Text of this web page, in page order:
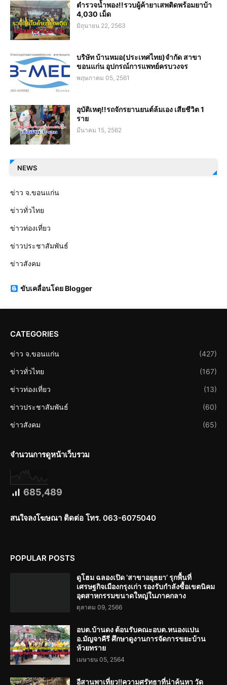
ตำรวจน้ำพอง!!รวบผู้ค้ายาเสพติดพร้อมยาบ้า
4,030 เม็ด
มิถุนายน 22, 2563
บริษัท บ้านหมอ(ประเทศไทย)จำกัด สาขา
ขอนแก่น อุปกรณ์การแพทย์ครบวงจร
พฤษภาคม 05, 2561
อุบัติเหตุ!!รถจักรยานยนต์ล้มเอง เสียชีวิต 1
ราย
มีนาคม 15, 2562
NEWS
ข่าว จ.ขอนแก่น
ข่าวทั่วไทย
ข่าวท่องเที่ยว
ข่าวประชาสัมพันธ์
ข่าวสังคม
ขับเคลื่อนโดย Blogger
CATEGORIES
ข่าว จ.ขอนแก่น (427)
ข่าวทั่วไทย (167)
ข่าวท่องเที่ยว (13)
ข่าวประชาสัมพันธ์ (60)
ข่าวสังคม (65)
จำนวนการดูหน้าเว็บรวม
685,489
สนใจลงโฆษณา ติดต่อ โทร. 063-6075040
POPULAR POSTS
ดูโฮม ฉลองเปิด ‘สาขาอยุธยา’ รุกพื้นที่
เศรษฐกิจเมืองกรุงเก่า รองรับกำลังซื้อเขตนิคม
อุตสาหกรรมขนาดใหญ่ในภาคกลาง
ตุลาคม 09, 2566
อบต.บ้านดง ต้อนรับคณะอบต.หนองแปน
อ.มัญจาคีรี ศึกษาดูงานการจัดการขยะบ้าน
ห้วยทราย
เมษายน 05, 2564
อีสานพาเที่ยว!!ความศรัทธาที่น่าค้นหา วัด